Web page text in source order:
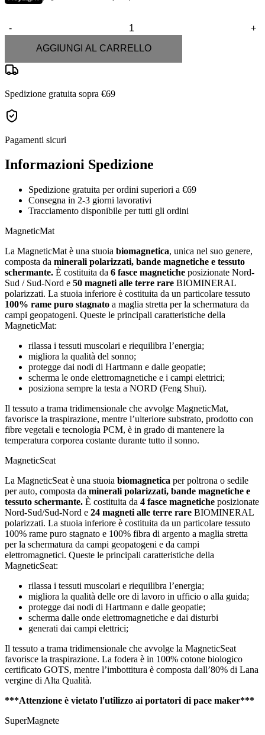
-
MagneticMat
MagneticSeat
quantità
+
AGGIUNGI AL CARRELLO
Spedizione gratuita sopra €69
Pagamenti sicuri
Informazioni Spedizione
Spedizione gratuita per ordini superiori a €69
Consegna in 2-3 giorni lavorativi
Tracciamento disponibile per tutti gli ordini
MagneticMat
La MagneticMat è una stuoia biomagnetica, unica nel suo genere,
composta da minerali polarizzati, bande magnetiche e tessuto
schermante. È costituita da 6 fasce magnetiche posizionate Nord-
Sud / Sud-Nord e 50 magneti alle terre rare BIOMINERAL
polarizzati. La stuoia inferiore è costituita da un particolare tessuto
100% rame puro stagnato a maglia stretta per la schermatura da
campi geopatogeni. Queste le principali caratteristiche della
MagneticMat:
rilassa i tessuti muscolari e riequilibra l’energia;
migliora la qualità del sonno;
protegge dai nodi di Hartmann e dalle geopatie;
scherma le onde elettromagnetiche e i campi elettrici;
posiziona sempre la testa a NORD (Feng Shui).
Il tessuto a trama tridimensionale che avvolge MagneticMat,
favorisce la traspirazione, mentre l’ulteriore substrato, prodotto con
fibre vegetali e tecnologia PCM, è in grado di mantenere la
temperatura corporea costante durante tutto il sonno.
MagneticSeat
La MagneticSeat è una stuoia biomagnetica per poltrona o sedile
per auto, composta da minerali polarizzati, bande magnetiche e
tessuto schermante. È costituita da 4 fasce magnetiche posizionate
Nord-Sud/Sud-Nord e 24 magneti alle terre rare BIOMINERAL
polarizzati. La stuoia inferiore è costituita da un particolare tessuto
100% rame puro stagnato e 100% fibra di argento a maglia stretta
per la schermatura da campi geopatogeni e da campi
elettromagnetici. Queste le principali caratteristiche della
MagneticSeat:
rilassa i tessuti muscolari e riequilibra l’energia;
migliora la qualità delle ore di lavoro in ufficio o alla guida;
protegge dai nodi di Hartmann e dalle geopatie;
scherma dalle onde elettromagnetiche e dai disturbi
generati dai campi elettrici;
Il tessuto a trama tridimensionale che avvolge la MagneticSeat
favorisce la traspirazione. La fodera è in 100% cotone biologico
certificato GOTS, mentre l’imbottitura è composta dall’80% di Lana
vergine di Alta Qualità.
***Attenzione è vietato l'utilizzo ai portatori di pace maker***
SuperMagnete